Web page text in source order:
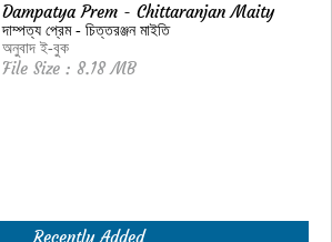
Dampatya Prem - Chittaranjan Maity
দাম্পত্য প্রেম - চিত্তরঞ্জন মাইতি
অনুবাদ ই-বুক
File Size : 8.18 MB
Recently Added